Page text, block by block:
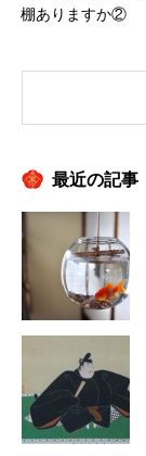
棚ありますか②
最近の記事